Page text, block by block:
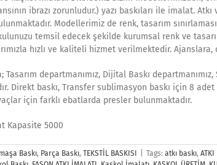
ibrazı zorunludur.) yazı baskıları ile imalat.
Modellerimiz de renk, tasarım
temsil edecek şekilde kurumsal renk ve
hızlı ve kaliteli hizmet verilmektedir.
Tasarım departmanımız, Dijital Baskı
Direkt baskı, Transfer sublimasyon baskı için 8
için farklı ebatlarda presler bulunmaktadır.
Kapasite 5000
Baskı, Parça Baskı, TEKSTİL BASKISI Tags: atkı baskı, ATKI